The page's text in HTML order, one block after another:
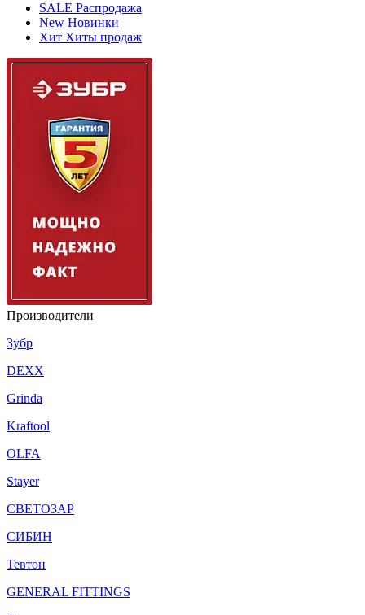
SALE Распродажа
New Новинки
Хит Хиты продаж
Производители
Зубр
DEXX
Grinda
Kraftool
OLFA
Stayer
СВЕТОЗАР
СИБИН
Тевтон
GENERAL FITTINGS